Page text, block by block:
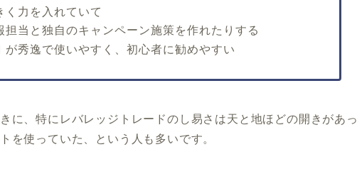
く力を入れていて
担当と独自のキャンペーン施策を作れたりする
が秀逸で使いやすく、初心者に勧めやすい
に、特にレバレッジトレードのし易さは天と地ほどの開きがあっ
を使っていた、という人も多いです。